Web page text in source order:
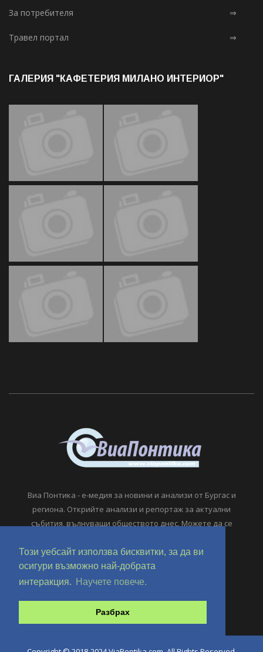
Този уебсайт използва бисквитки, за да ви
осигури възможно най-добрата
интеракция.
Научете повече.
Разбрах
За потребителя ⇒
Травел портал ⇒
ГАЛЕРИЯ "КАФЕТЕРИЯ МИЛАНО ИНТЕРИОР"
Виа Понтика - е-медия за новини и анализи от Бургас и
региона. Открийте анализи и репортаж за актуални
събития, вълнуващи обществото днес. Можете да се
viapontika@viapontika.com